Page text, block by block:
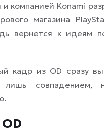
компанией Konami
магазина
вернется к идеям
кадр из OD сразу
лишь совпадением,